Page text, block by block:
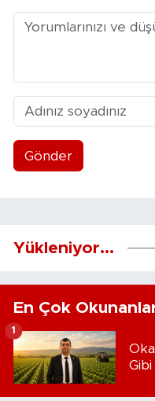
Gönder
Yükleniyor...
En Çok
Gibi
1